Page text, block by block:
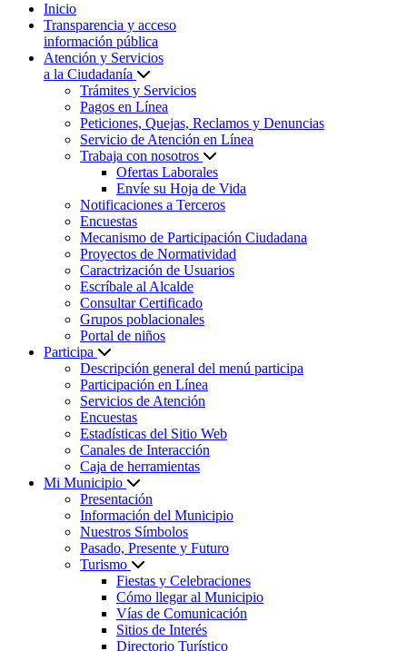
Inicio
Transparencia y acceso
información pública
Atención y Servicios
a la Ciudadanía
Trámites y Servicios
Pagos en Línea
Peticiones, Quejas, Reclamos y Denuncias
Servicio de Atención en Línea
Trabaja con nosotros
Ofertas Laborales
Envíe su Hoja de Vida
Notificaciones a Terceros
Encuestas
Mecanismo de Participación Ciudadana
Proyectos de Normatividad
Caractrización de Usuarios
Escríbale al Alcalde
Consultar Certificado
Grupos poblacionales
Portal de niños
Participa
Descripción general del menú participa
Participación en Línea
Servicios de Atención
Encuestas
Estadísticas del Sitio Web
Canales de Interacción
Caja de herramientas
Mi Municipio
Presentación
Información del Municipio
Nuestros Símbolos
Pasado, Presente y Futuro
Turismo
Fiestas y Celebraciones
Cómo llegar al Municipio
Vías de Comunicación
Sitios de Interés
Directorio Turístico